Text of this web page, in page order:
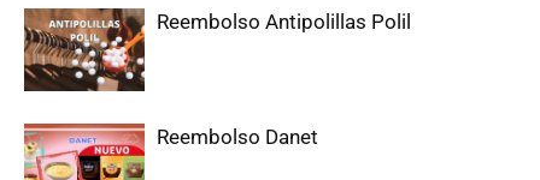
Reembolso Antipolillas Polil
Reembolso Danet